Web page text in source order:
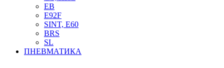
EB
Е92F
SINT, E60
BRS
SL
ПНЕВМАТИКА